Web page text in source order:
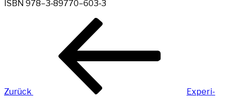
ISBN 978–3‑89770–603‑3
Beitragsnavigation
Zurück
Expe­ri­